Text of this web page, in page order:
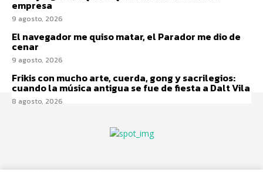
empresa
9 agosto, 2026
El navegador me quiso matar, el Parador me dio de
cenar
9 agosto, 2026
Frikis con mucho arte, cuerda, gong y sacrilegios:
cuando la música antigua se fue de fiesta a Dalt Vila
8 agosto, 2026